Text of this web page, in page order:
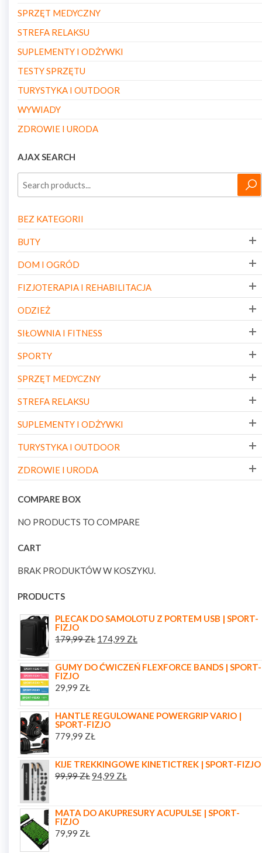
SPRZĘT MEDYCZNY
STREFA RELAKSU
SUPLEMENTY I ODŻYWKI
TESTY SPRZĘTU
TURYSTYKA I OUTDOOR
WYWIADY
ZDROWIE I URODA
AJAX SEARCH
BEZ KATEGORII
BUTY
DOM I OGRÓD
FIZJOTERAPIA I REHABILITACJA
ODZIEŻ
SIŁOWNIA I FITNESS
SPORTY
SPRZĘT MEDYCZNY
STREFA RELAKSU
SUPLEMENTY I ODŻYWKI
TURYSTYKA I OUTDOOR
ZDROWIE I URODA
COMPARE BOX
NO PRODUCTS TO COMPARE
CART
BRAK PRODUKTÓW W KOSZYKU.
PRODUCTS
PLECAK DO SAMOLOTU Z PORTEM USB | SPORT-
FIZJO
179,99ZŁ 174,99 ZŁ
GUMY DO ĆWICZEŃ FLEXFORCE BANDS | SPORT-
FIZJO
29,99 ZŁ
HANTLE REGULOWANE POWERGRIP VARIO |
SPORT-FIZJO
779,99 ZŁ
KIJE TREKKINGOWE KINETICTREK | SPORT-FIZJO
99,99ZŁ94,99 ZŁ
MATA DO AKUPRESURY ACUPULSE | SPORT-
FIZJO
79,99 ZŁ